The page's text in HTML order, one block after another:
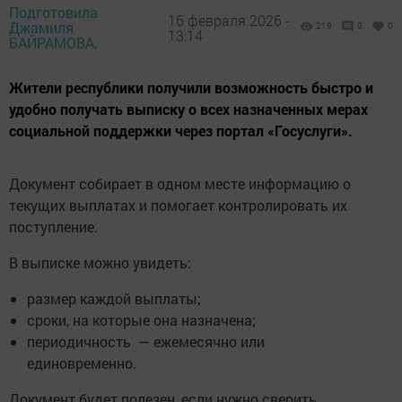
Подготовила
Джамиля
БАЙРАМОВА,
16 февраля 2026 -
13:14
219 0 0
Жители республики получили возможность быстро и
удобно получать выписку о всех назначенных мерах
социальной поддержки через портал «Госуслуги».
Документ собирает в одном месте информацию о
текущих выплатах и помогает контролировать их
поступление.
В выписке можно увидеть:
размер каждой выплаты;
сроки, на которые она назначена;
периодичность — ежемесячно или
единовременно.